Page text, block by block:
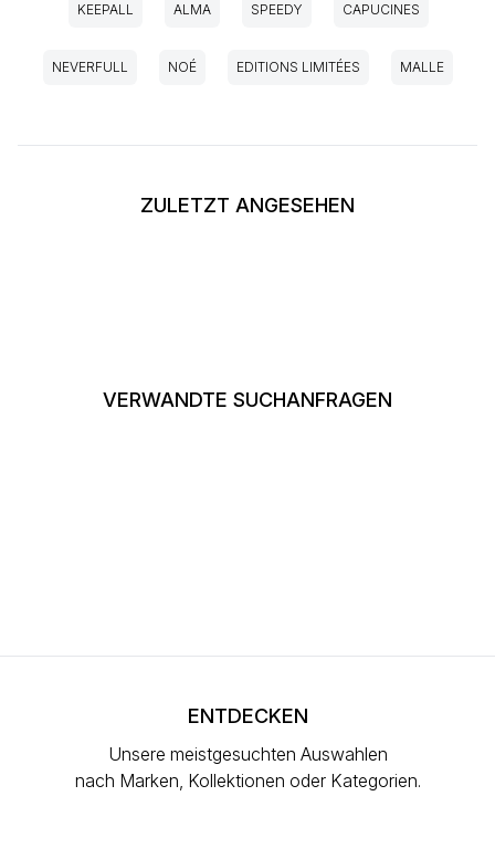
KEEPALL ALMA SPEEDY CAPUCINES
NEVERFULL NOÉ EDITIONS LIMITÉES MALLE
ZULETZT ANGESEHEN
VERWANDTE SUCHANFRAGEN
ENTDECKEN
Unsere meistgesuchten Auswahlen
nach Marken, Kollektionen oder Kategorien.